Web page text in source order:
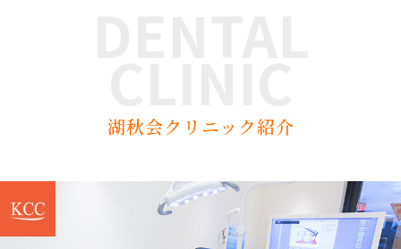
湖秋会クリニック紹介